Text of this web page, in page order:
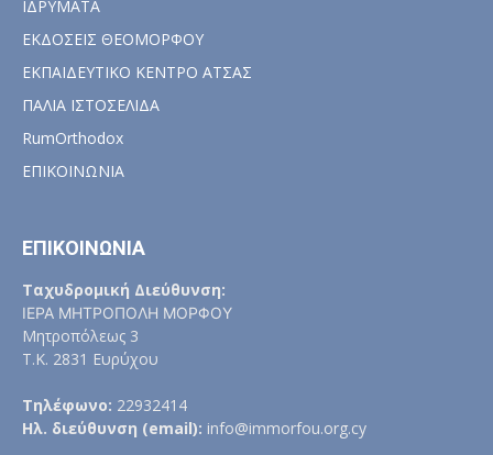
ΙΔΡΥΜΑΤΑ
ΕΚΔΟΣΕΙΣ ΘΕΟΜΟΡΦΟΥ
ΕΚΠΑΙΔΕΥΤΙΚΟ ΚΕΝΤΡΟ ΑΤΣΑΣ
ΠΑΛΙΑ ΙΣΤΟΣΕΛΙΔΑ
RumOrthodox
ΕΠΙΚΟΙΝΩΝΙΑ
ΕΠΙΚΟΙΝΩΝΙΑ
Ταχυδρομική Διεύθυνση:
ΙΕΡΑ ΜΗΤΡΟΠΟΛΗ ΜΟΡΦΟΥ
Μητροπόλεως 3
Τ.Κ. 2831 Ευρύχου
Τηλέφωνο: 22932414
Ηλ. διεύθυνση (email): info@immorfou.org.cy